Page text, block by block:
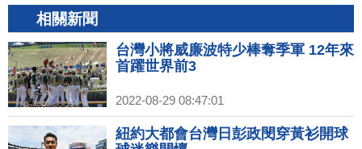
相關新聞
台灣小將威廉波特少棒奪季軍 12年來
首躍世界前3
2022-08-29 08:47:01
紐約大都會台灣日彭政閔穿黃衫開球